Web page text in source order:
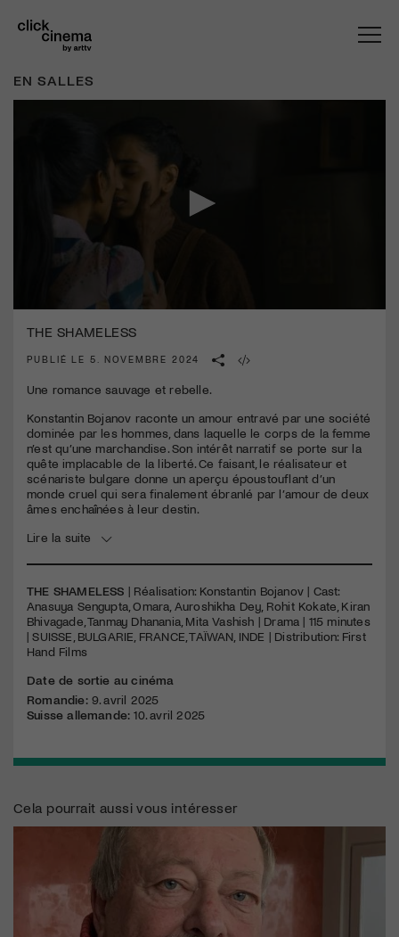
EN SALLES
seconds
42
THE SHAMELESS
PUBLIÉ LE 5. NOVEMBRE 2024
Une romance sauvage et rebelle.
Konstantin Bojanov raconte un amour entravé par une société
dominée par les hommes, dans laquelle le corps de la femme
n’est qu’une marchandise. Son intérêt narratif se porte sur la
quête implacable de la liberté. Ce faisant, le réalisateur et
scénariste bulgare donne un aperçu époustouflant d’un
monde cruel qui sera finalement ébranlé par l’amour de deux
âmes enchaînées à leur destin.
Lire la suite
THE SHAMELESS | Réalisation: Konstantin Bojanov | Cast:
Anasuya Sengupta, Omara, Auroshikha Dey, Rohit Kokate, Kiran
Bhivagade, Tanmay Dhanania, Mita​ Vashish | Drama | 115 minutes
| SUISSE, BULGARIE, FRANCE, TAÏWAN, INDE | Distribution: First
Hand Films
Date de sortie au cinéma
Romandie:9. avril 2025
Suisse allemande: 10. avril 2025
Cela pourrait aussi vous intéresser